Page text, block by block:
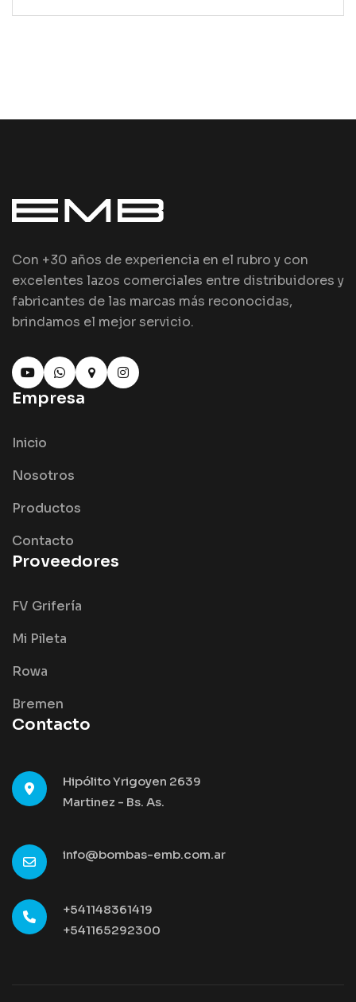
Con +30 años de experiencia en el rubro y con
excelentes lazos comerciales entre distribuidores y
fabricantes de las marcas más reconocidas,
brindamos el mejor servicio.
Empresa
Inicio
Nosotros
Productos
Contacto
Proveedores
FV Grifería
Mi Pileta
Rowa
Bremen
Contacto
Hipólito Yrigoyen 2639
Martinez - Bs. As.
info@bombas-emb.com.ar
+541148361419
+541165292300